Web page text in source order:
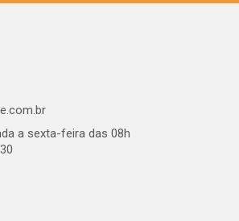
a sexta-feira das 08h